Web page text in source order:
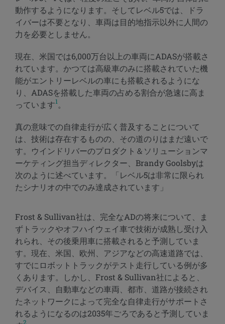
動作するようになります。そしてレベル5では、ドラ
イバーは不要となり、車両は目的地指示以外に人間の
力を必要としません。
現在、米国では6,000万台以上の車両にADASが搭載さ
れています。かつては高級車のみに搭載されていた機
能がエントリーレベルの車にも搭載されるようにな
り、ADASを搭載した車両の占める割合が急速に高ま
っています1。
真の意味での自律走行が広く普及することについて
は、技術は存在するものの、その道のりはまだ遠いで
す。ウインドリバーのプロダクト＆ソリューションマ
ーケティング担当ディレクター、Brandy Goolsbyは
次のように述べています。「レベル5は非常に限られ
たシナリオの中でのみ達成されています」
Frost & Sullivan社は、完全なADの将来について、ま
ずトラックやオフハイウェイ車で技術が成熟し受け入
れられ、その後乗用車に搭載されると予測していま
す。現在、米国、欧州、アジアなどの高速道路では、
すでにロボットトラックがテスト走行している例が多
くあります。しかし、Frost & Sullivan社によると、
デバイス、自動車などの車両、都市、道路が接続され
たネットワークによって完全な自律走行がサポートさ
れるようになるのは2035年ごろであると予測していま
2